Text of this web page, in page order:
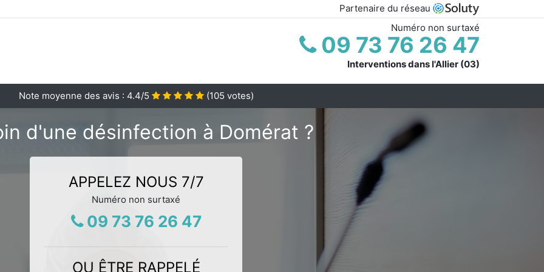
Partenaire du réseau
Numéro non surtaxé
09 73 76 26 47
Interventions dans l'Allier (03)
Note moyenne des avis : 4.4/5 (105 votes)
d'une désinfection à Domérat ?
APPELEZ NOUS 7/7
Numéro non surtaxé
09 73 76 26 47
OU ÊTRE RAPPELÉ